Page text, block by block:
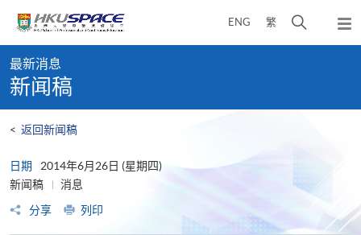
content
ENG 繁
开
弹
出
content
start
最新消息
新闻稿
< 返回新闻稿
日期
2014年6月26日 (星期四)
新闻稿
消息
分享
列印